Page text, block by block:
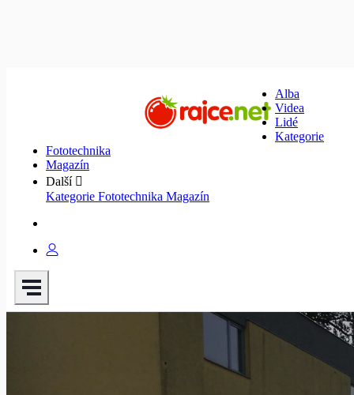
Alba
Videa
Lidé
Kategorie
Fototechnika
Magazín
Další
Kategorie Fototechnika Magazín